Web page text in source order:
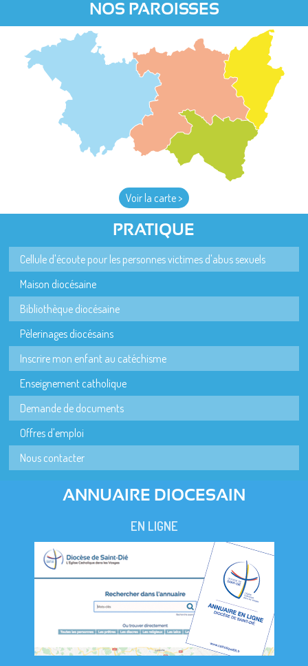
NOS PAROISSES
Voir la carte >
PRATIQUE
Cellule d'écoute pour les personnes victimes d'abus sexuels
Maison diocésaine
Bibliothèque diocésaine
Pèlerinages diocésains
Inscrire mon enfant au catéchisme
Enseignement catholique
Demande de documents
Offres d'emploi
Nous contacter
ANNUAIRE DIOCESAIN
EN LIGNE